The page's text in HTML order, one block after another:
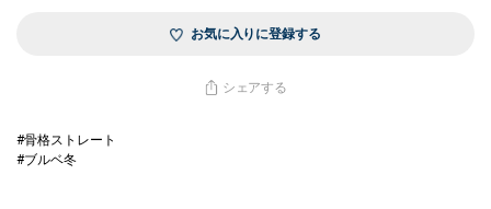
お気に入りに登録する
シェアする
#骨格ストレート
#ブルベ冬